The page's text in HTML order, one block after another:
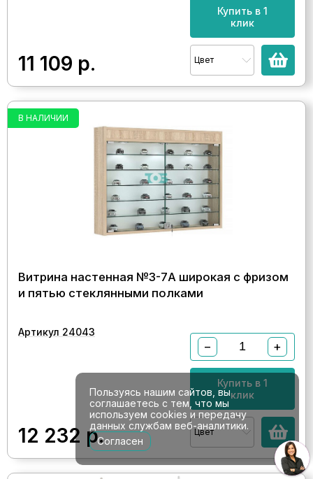
11 109 р.
Купить в 1
клик
Цвет
В НАЛИЧИИ
Витрина настенная №3-7А широкая с фризом
и пятью стеклянными полками
Артикул 24043
12 232 р.
− +
Купить в 1
клик
Цвет
Пользуясь нашим сайтов, вы
соглашаетесь с тем, что мы
используем cookies и передачу
данных службам веб-аналитики.
Согласен